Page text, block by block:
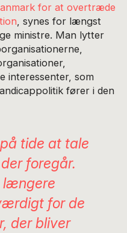
for at overtræde
, synes for længst
ministre. Man lytter
interessenter, som
fører i den
tide at tale
foregår.
længere
for de
der bliver